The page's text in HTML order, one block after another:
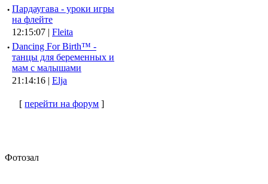
· Пардаугава - уроки игры
на флейте
12:15:07 | Fleita
· Dancing For Birth™ -
танцы для беременных и
мам с малышами
21:14:16 | Elja
[перейти на форум ]
Фотозал